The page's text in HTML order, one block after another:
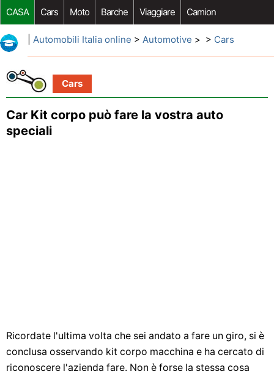
CASA Cars Moto Barche Viaggiare Camion
Riparazione Auto Acquisto Auto Car Opzioni Aftermarket
Automobili Italia online > Automotive > > Cars
Cars
Car Kit corpo può fare la vostra auto
speciali
Ricordate l'ultima volta che sei andato a fare un giro, si è
conclusa osservando kit corpo macchina e ha cercato di
riconoscere l'azienda fare. Non è forse la stessa cosa